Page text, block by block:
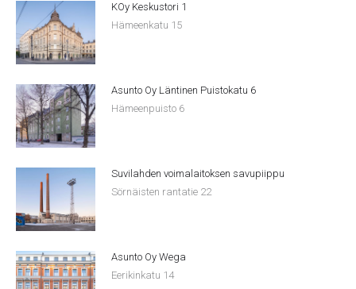
KOy Keskustori 1
Hämeenkatu 15
Asunto Oy Läntinen Puistokatu 6
Hämeenpuisto 6
Suvilahden voimalaitoksen savupiippu
Sörnäisten rantatie 22
Asunto Oy Wega
Eerikinkatu 14